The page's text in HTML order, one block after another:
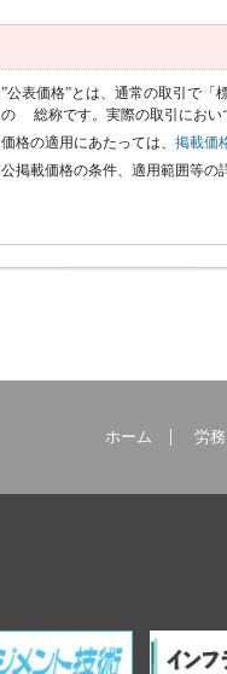
”公表価格”とは、通常の取引で「
の 総称です。実際の取引におい
価格の適用にあたっては、 掲載価
公掲載価格の条件、適用範囲等の
ホーム 労